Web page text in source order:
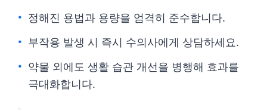
정해진 용법과 용량을 엄격히 준수합니다.
부작용 발생 시 즉시 수의사에게 상담하세요.
약물 외에도 생활 습관 개선을 병행해 효과를
극대화합니다.